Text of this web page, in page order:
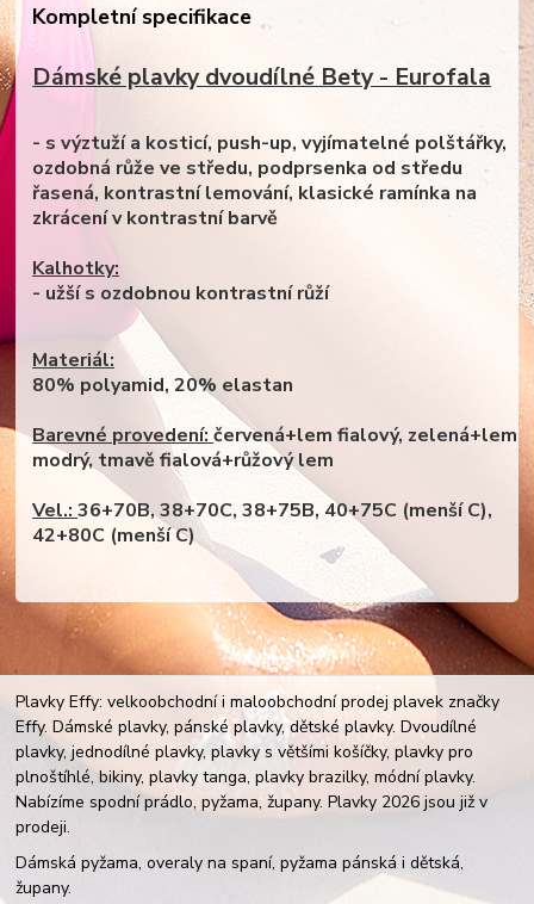
Kompletní specifikace
Dámské plavky dvoudílné Bety - Eurofala
- s výztuží a kosticí, push-up, vyjímatelné polštářky,
ozdobná růže ve středu, podprsenka od středu
řasená, kontrastní lemování, klasické ramínka na
zkrácení v kontrastní barvě
Kalhotky:
- užší s ozdobnou kontrastní růží
Materiál:
80% polyamid, 20% elastan
Barevné provedení:červená+lem fialový, zelená+lem
modrý, tmavě fialová+růžový lem
Vel.:36+70B, 38+70C, 38+75B, 40+75C (menší C),
42+80C (menší C)
Plavky Effy: velkoobchodní i maloobchodní prodej plavek značky
Effy. Dámské plavky, pánské plavky, dětské plavky. Dvoudílné
plavky, jednodílné plavky, plavky s většími košíčky, plavky pro
plnoštíhlé, bikiny, plavky tanga, plavky brazilky, módní plavky.
Nabízíme spodní prádlo, pyžama, župany. Plavky 2026 jsou již v
prodeji.
Dámská pyžama, overaly na spaní, pyžama pánská i dětská,
župany.